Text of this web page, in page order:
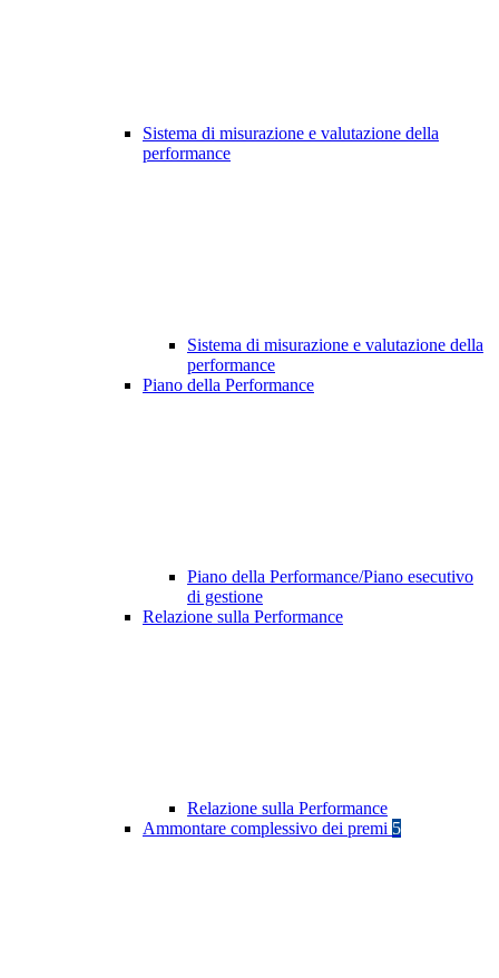
Sistema di misurazione e valutazione della
performance
Sistema di misurazione e valutazione della
performance
Piano della Performance
Piano della Performance/Piano esecutivo
di gestione
Relazione sulla Performance
Relazione sulla Performance
Ammontare complessivo dei premi 5